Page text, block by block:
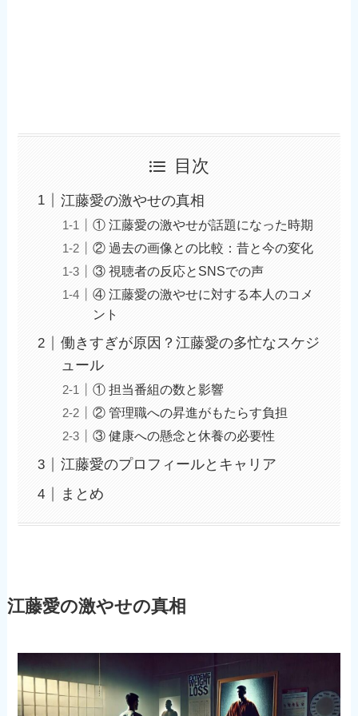
目次
江藤愛の激やせの真相
① 江藤愛の激やせが話題になった時期
② 過去の画像との比較：昔と今の変化
③ 視聴者の反応とSNSでの声
④ 江藤愛の激やせに対する本人のコメ
ント
働きすぎが原因？江藤愛の多忙なスケジ
ュール
① 担当番組の数と影響
② 管理職への昇進がもたらす負担
③ 健康への懸念と休養の必要性
江藤愛のプロフィールとキャリア
まとめ
江藤愛の激やせの真相